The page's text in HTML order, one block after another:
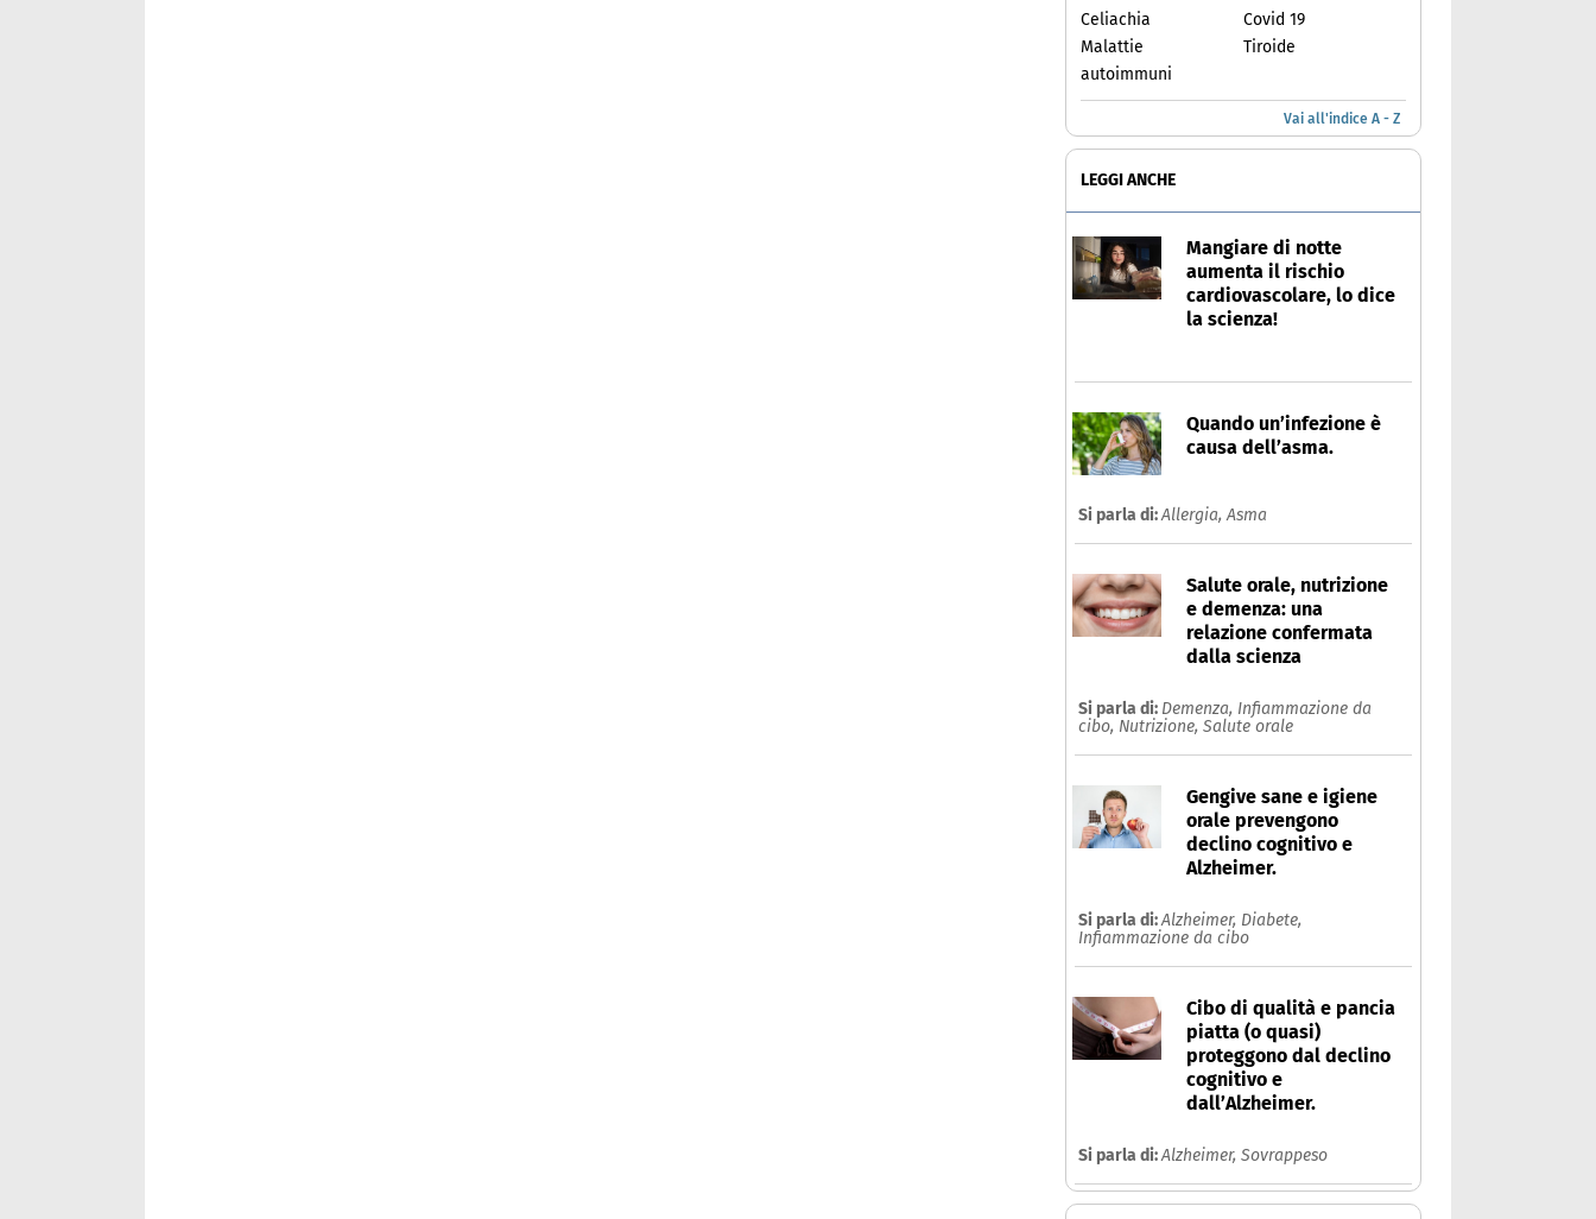
Celiachia
Covid 19
Malattie
autoimmuni
Tiroide
Vai all'indice A - Z
LEGGI ANCHE
Mangiare di notte
aumenta il rischio
cardiovascolare, lo dice
la scienza!
Quando un’infezione è
causa dell’asma.
Si parla di:Allergia,Asma
Salute orale, nutrizione
e demenza: una
relazione confermata
dalla scienza
Si parla di: Demenza, Infiammazione da
cibo, Nutrizione, Salute orale
Gengive sane e igiene
orale prevengono
declino cognitivo e
Alzheimer.
Si parla di:Alzheimer, Diabete,
Infiammazione da cibo
Cibo di qualità e pancia
piatta (o quasi)
proteggono dal declino
cognitivo e
dall’Alzheimer.
Si parla di:Alzheimer, Sovrappeso